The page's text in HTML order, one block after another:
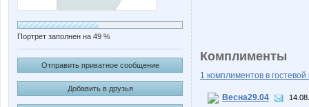
Портрет заполнен на 49 %
Отправить приватное сообщение
Добавить в друзья
Комплименты
1 комплиментов в гостевой
Весна29.04